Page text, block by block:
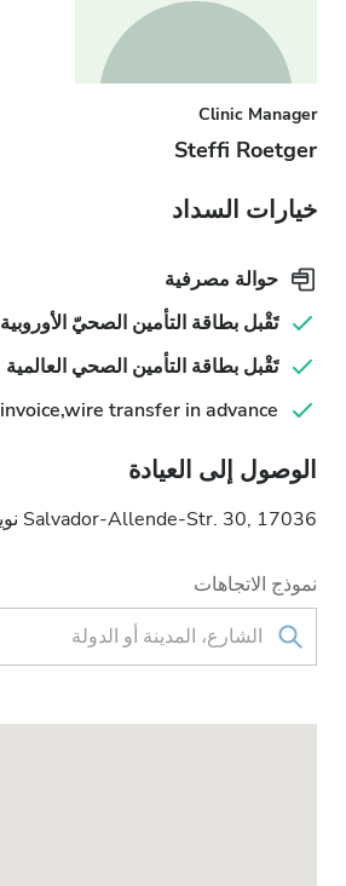
Clinic Manager
Steffi Roetger
خيارات السداد
حوالة مصرفية
تَقْبل بطاقة التأمين الصحيّ الأوروبية
تَقْبل بطاقة التأمين الصحي العالمية
invoice,wire transfer in advance
الوصول إلى العيادة
Salvador-Allende-Str. 30, 17036 نويبراندنبورغ, ألمانيا
نموذج الاتجاهات